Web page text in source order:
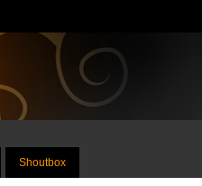
Shoutbox